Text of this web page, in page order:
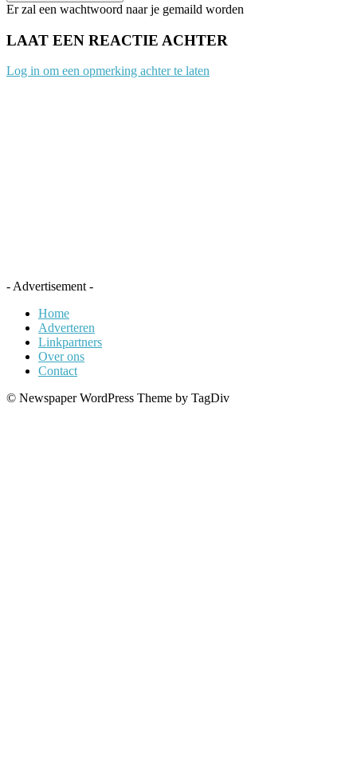
Er zal een wachtwoord naar je gemaild worden
LAAT EEN REACTIE ACHTER
Log in om een opmerking achter te laten
- Advertisement -
Home
Adverteren
Linkpartners
Over ons
Contact
© Newspaper WordPress Theme by TagDiv